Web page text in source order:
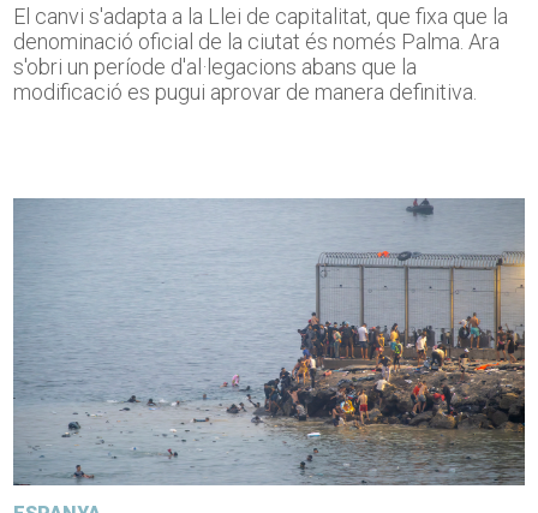
El canvi s'adapta a la Llei de capitalitat, que fixa que la
denominació oficial de la ciutat és només Palma. Ara
s'obri un període d'al·legacions abans que la
modificació es pugui aprovar de manera definitiva.